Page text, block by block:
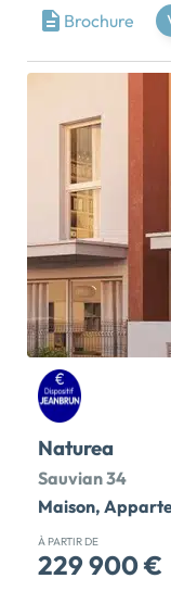
d’un patrimoine
d’une activité
charme
métropole
seulement 15
minutes des
promet un cadre
dynamique. La
toutes les
quotidienne,
ainsi que des
l’ancien quartier
SÉRÈNE est
deux étages,
logements. Les
possèdent un
Voir le
Brochure
Naturea
Sauvian 34
Maison,
À PARTIR DE
229 900 €